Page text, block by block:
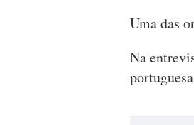
Uma das
Na